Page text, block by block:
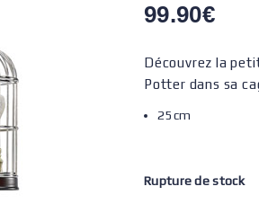
99.90€
Découvrez la
Potter dans sa
25cm
Rupture de stock